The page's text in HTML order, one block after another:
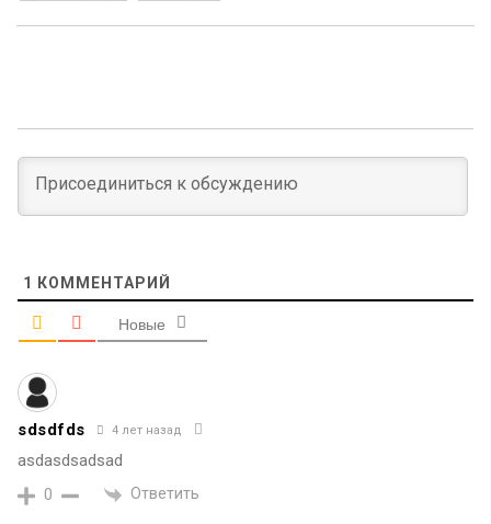
1 КОММЕНТАРИЙ
Новые
sdsdfds 4 лет назад
asdasdsadsad
0 Ответить